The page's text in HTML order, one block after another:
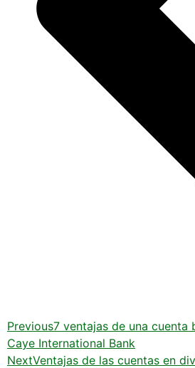
Previous7 ventajas de una cuenta
Caye International Bank
NextVentajas de las cuentas en